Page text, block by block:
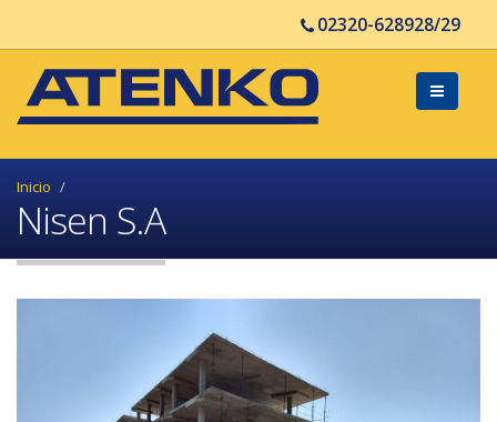
02320-628928/29
Inicio
Nisen S.A